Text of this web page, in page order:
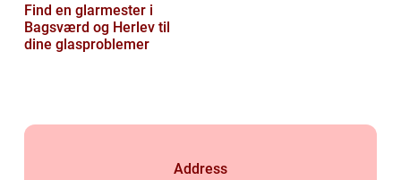
Find en glarmester i
Bagsværd og Herlev til
dine glasproblemer
Address